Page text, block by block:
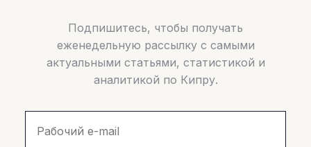
Подпишитесь, чтобы получать
еженедельную рассылку с самыми
актуальными статьями, статистикой и
аналитикой по Кипру.